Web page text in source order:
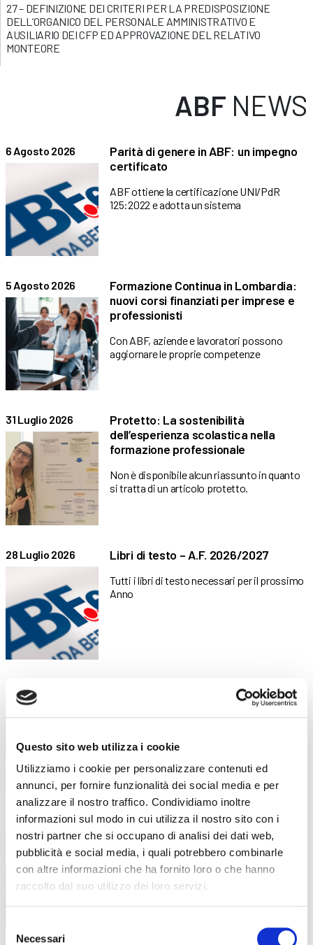
Questo sito web utilizza i cookie
Utilizziamo i cookie per personalizzare contenuti ed
annunci, per fornire funzionalità dei social media e per
analizzare il nostro traffico. Condividiamo inoltre
informazioni sul modo in cui utilizza il nostro sito con i
nostri partner che si occupano di analisi dei dati web,
pubblicità e social media, i quali potrebbero combinarle
con altre informazioni che ha fornito loro o che hanno
raccolto dal suo utilizzo dei loro servizi.
delNecessari
27 – DEFINIZIONE DEI CRITERI PER LA PREDISPOSIZIONE
DELL’ORGANICO DEL PERSONALE AMMINISTRATIVO E
AUSILIARIO DEI CFP ED APPROVAZIONE DEL RELATIVO
MONTEORE
ABF NEWS
6 Agosto 2026
Parità di genere in ABF: un impegno
certificato
ABF ottiene la certificazione UNI/PdR
125:2022 e adotta un sistema
5 Agosto 2026
Formazione Continua in Lombardia:
nuovi corsi finanziati per imprese e
professionisti
Con ABF, aziende e lavoratori possono
aggiornare le proprie competenze
31 Luglio 2026
Protetto: La sostenibilità
dell’esperienza scolastica nella
formazione professionale
Non è disponibile alcun riassunto in quanto
si tratta di un articolo protetto.
28 Luglio 2026 Libri di testo – A.F. 2026/2027
Tutti i libri di testo necessari per il prossimo
Anno
17 Luglio 2026
Piano di formazione estiva: diverse
attività dedicate all’aggiornamento e
alla crescita professionale
Competenze, innovazione e benessere: il
16 Luglio 2026
“Stare bene oggi per stare meglio
domani”: la formazione dei docenti
parte dal benessere
Bergamo all’interno della formazione